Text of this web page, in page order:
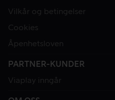
Vilkår og betingelser
Cookies
Åpenhetsloven
PARTNER-KUNDER
Viaplay inngår